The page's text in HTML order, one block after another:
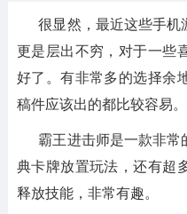
系统工具
很显然，最近这些手机
更是层出不穷，对于一些
好了。有非常多的选择余
稿件应该出的都比较容易。
霸王进击师是一款非常
典卡牌放置玩法，还有超
释放技能，非常有趣。